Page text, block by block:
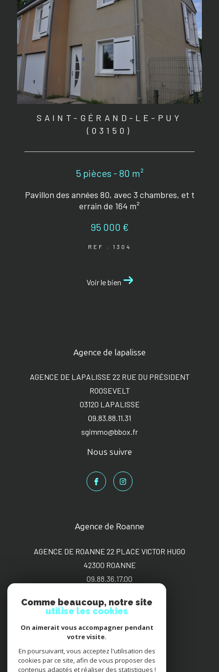
SAINT-GÉRAND-LE-PUY
(03150)
5 pièces - 80 m²
Pavillon des années 80, avec 3 chambres, et t
errain de 164 m²
95 000 €
REF : 1304
Voir le bien
Agence de Roanne
AGENCE DE ROANNE 22 PLACE VICTOR HUGO
42300
ROANNE
09.88.36.17.00
Agence de lapalisse
AGENCE DE LAPALISSE 22 RUE DU PRÉSIDENT
ROOSEVELT
03120
LAPALISSE
09.83.88.11.31
sgimmo@bbox.fr
Nous suivre
Adhérents
Comme beaucoup, notre site
utilise les cookies
On aimerait vous accompagner pendant
votre visite.
En poursuivant, vous acceptez l'utilisation des
cookies par ce site, afin de vous proposer des
contenus adaptés et réaliser des statistiques !